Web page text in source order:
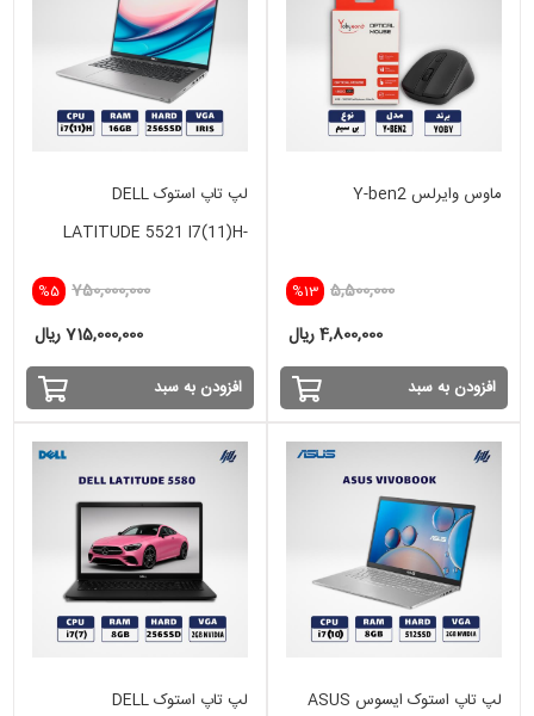
ماوس وایرلس Y-ben2
%13 5,500,000
4,800,000 ریال
افزودن به سبد
لپ تاپ استوک DELL
LATITUDE 5521 I7(11)H-
%5 750,000,000
715,000,000 ریال
افزودن به سبد
لپ تاپ استوک ایسوس ASUS
لپ تاپ استوک DELL